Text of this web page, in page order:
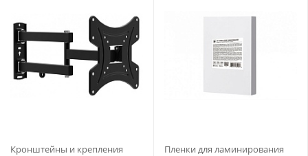
Кронштейны и крепления
Пленки для ламинирования